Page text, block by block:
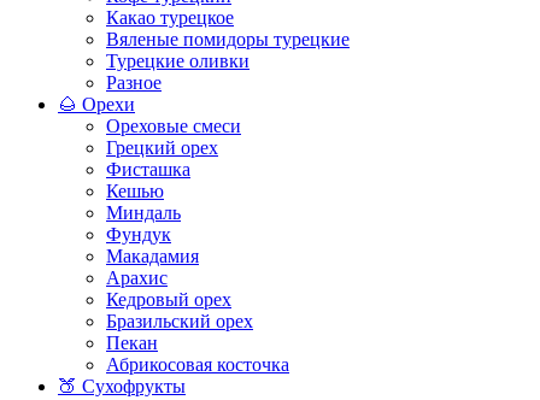
Какао турецкое
Вяленые помидоры турецкие
Турецкие оливки
Разное
🌰 Орехи
Ореховые смеси
Грецкий орех
Фисташка
Кешью
Миндаль
Фундук
Макадамия
Арахис
Кедровый орех
Бразильский орех
Пекан
Абрикосовая косточка
🍑 Сухофрукты